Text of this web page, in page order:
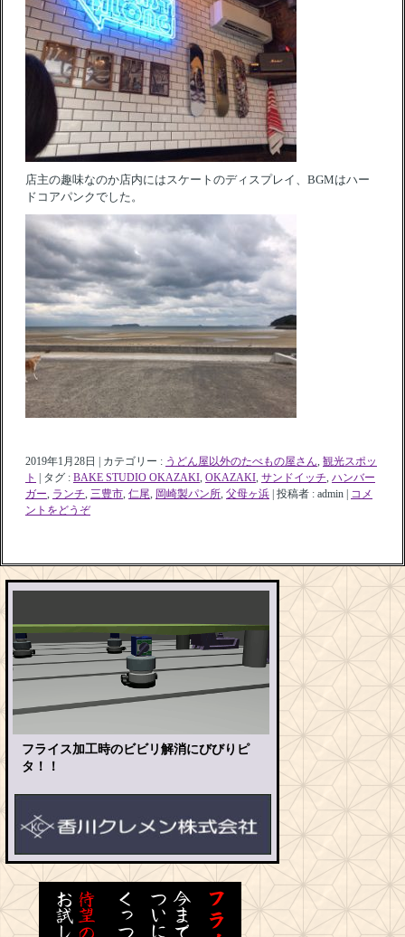
店主の趣味なのか店内にはスケートのディスプレイ、BGMはハー
ドコアパンクでした。
2019年1月28日 カテゴリー : うどん屋以外のたべもの屋さん, 観光スポッ
ト
タグ : BAKE STUDIO OKAZAKI, OKAZAKI, サンドイッチ, ハンバー
ガー, ランチ, 三豊市, 仁尾, 岡崎製パン所, 父母ヶ浜 投稿者 : admin
コメ
ントをどうぞ
フライス加工時のビビリ解消にびびりピ
タ！！